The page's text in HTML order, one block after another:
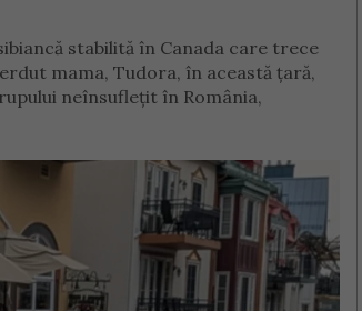
stabilită în Canada care trece
mama, Tudora, în această țară,
neînsuflețit în România,